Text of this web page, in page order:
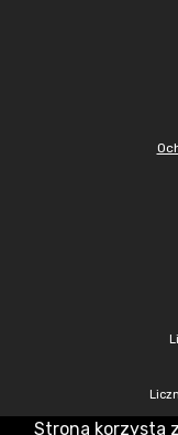
Strona korzysta